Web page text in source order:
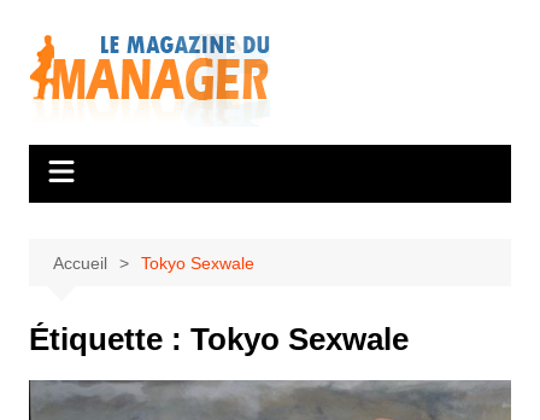
contenu
Accueil Tokyo Sexwale
Étiquette : Tokyo Sexwale